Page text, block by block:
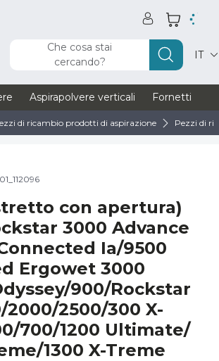
Che cosa stai
cercando?
IT
Aspirapolvere verticali Fornetti
di ricambio prodotti di aspirazione Pezzi di
con apertura)
3000 Advance
Ia/9500
Ergowet 3000
900/Rockstar
2000/2500/300 X-
700/1200 Ultimate/
1300 X-Treme